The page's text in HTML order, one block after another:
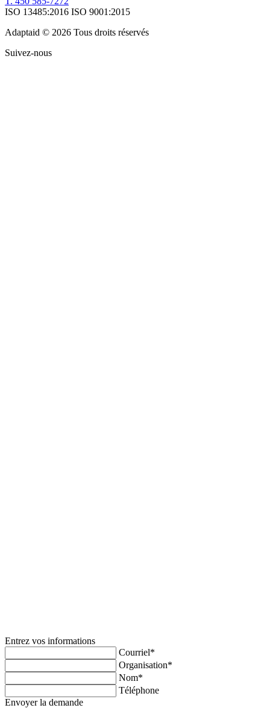
ISO 13485:2016 ISO 9001:2015
Adaptaid © 2026 Tous droits réservés
Suivez-nous
Entrez vos informations
Courriel*
Organisation*
Nom*
Téléphone
Envoyer la demande